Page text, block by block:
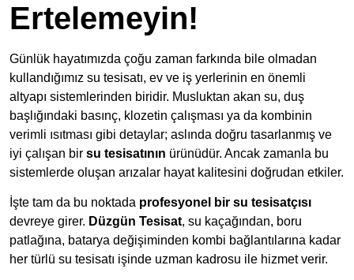
Ertelemeyin!
Günlük hayatımızda çoğu zaman farkında bile olmadan
kullandığımız su tesisatı, ev ve iş yerlerinin en önemli
altyapı sistemlerinden biridir. Musluktan akan su, duş
başlığındaki basınç, klozetin çalışması ya da kombinin
verimli ısıtması gibi detaylar; aslında doğru tasarlanmış ve
iyi çalışan bir su tesisatının ürünüdür. Ancak zamanla bu
sistemlerde oluşan arızalar hayat kalitesini doğrudan etkiler.
İşte tam da bu noktada profesyonel bir su tesisatçısı
devreye girer. Düzgün Tesisat, su kaçağından, boru
patlağına, batarya değişiminden kombi bağlantılarına kadar
her türlü su tesisatı işinde uzman kadrosu ile hizmet verir.